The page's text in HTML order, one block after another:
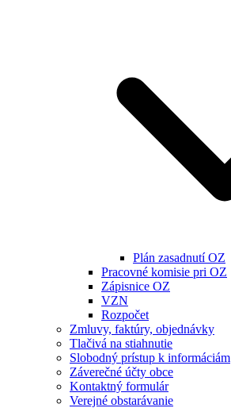
Plán zasadnutí OZ
Pracovné komisie pri OZ
Zápisnice OZ
VZN
Rozpočet
Zmluvy, faktúry, objednávky
Tlačivá na stiahnutie
Slobodný prístup k informáciám
Záverečné účty obce
Kontaktný formulár
Verejné obstarávanie